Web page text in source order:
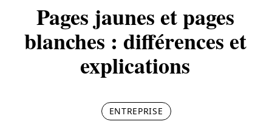
Pages jaunes et pages
blanches : différences et
explications
ENTREPRISE